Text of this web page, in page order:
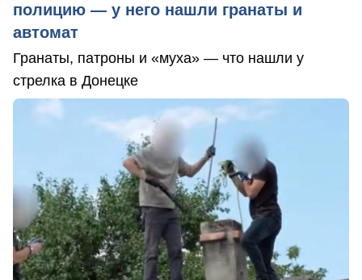
полицию — у него нашли гранаты и
автомат
Гранаты, патроны и «муха» — что нашли у
стрелка в Донецке